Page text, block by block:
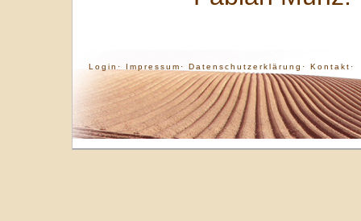
Login· Impressum· Datenschutzerklärung· Kontakt·